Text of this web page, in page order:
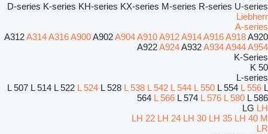
D-series K-series KH-series KX-series M-series R-series U-series
Liebherr
A-series
A312A314A316A900A902A904A910A912A914A916A918A920
A922A924A932A934A944A954
K-Series
50 K
L-series
L 507 L 514 L 522 L 524 L 528 L 538 L 542 L 544 L 550 L 554 L 556 L
564 L 566 L 574 L 576 L 580 L 586
LG LH
LH 22 LH 24 LH 30 LH 35 LH 40 M
LR